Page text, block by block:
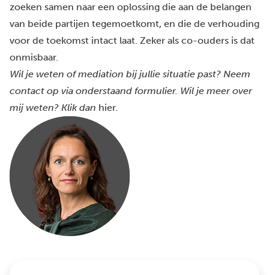
zoeken samen naar een oplossing die aan de belangen
van beide partijen tegemoetkomt, en die de verhouding
voor de toekomst intact laat. Zeker als co-ouders is dat
onmisbaar.
Wil je weten of mediation bij jullie situatie past? Neem
contact op via onderstaand formulier. Wil je meer over
mij weten? Klik dan hier.